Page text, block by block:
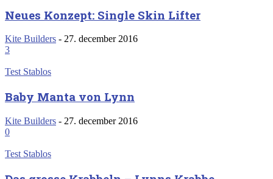
Neues Konzept: Single Skin Lifter
Kite Builders - 27. december 2016
3
Test Stablos
Baby Manta von Lynn
Kite Builders - 27. december 2016
0
Test Stablos